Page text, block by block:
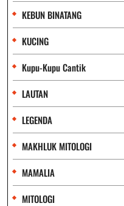
KEBUN BINATANG
KUCING
Kupu-Kupu Cantik
LAUTAN
LEGENDA
MAKHLUK MITOLOGI
MAMALIA
MITOLOGI